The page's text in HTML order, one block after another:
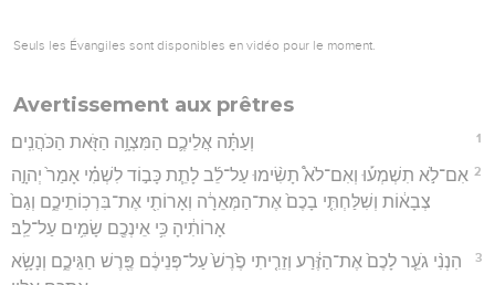
Seuls les Évangiles sont disponibles en vidéo pour le moment.
Avertissement aux prêtres
1 וְעַתָּ֗ה אֲלֵיכֶ֛ם הַמִּצְוָ֥ה הַזֹּ֖את הַכֹּהֲנִֽים׃
2 אִם־לֹ֣א תִשְׁמְע֡וּ וְאִם־לֹא֩ תָשִׂ֨ימוּ עַל־לֵ֜ב לָתֵ֧ת כָּב֣וֹד לִשְׁמִ֗י אָמַר֙ יְהוָ֣ה
צְבָא֔וֹת וְשִׁלַּחְתִּ֤י בָכֶם֙ אֶת־הַמְּאֵרָ֔ה וְאָרוֹתִ֖י אֶת־בִּרְכֽוֹתֵיכֶ֑ם וְגַם֙
אָרוֹתִ֔יהָ כִּ֥י אֵינְכֶ֖ם שָׂמִ֥ים עַל־לֵֽב׃
3
הִנְנִ֨י גֹעֵ֤ר לָכֶם֙ אֶת־הַזֶּ֔רַע וְזֵרִ֤יתִי פֶ֙רֶשׁ֙ עַל־פְּנֵיכֶ֔ם פֶּ֖רֶשׁ חַגֵּיכֶ֑ם וְנָשָׂ֥א